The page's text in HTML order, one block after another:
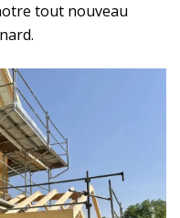
tout nouveau